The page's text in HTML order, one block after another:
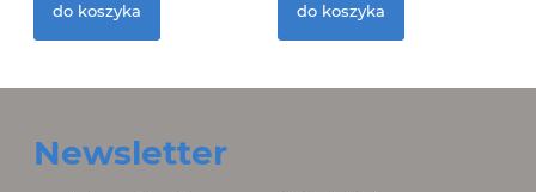
do koszyka do koszyka
Newsletter